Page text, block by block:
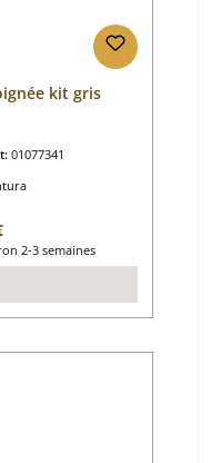
kit gris
01077341
:
2-3 semaines